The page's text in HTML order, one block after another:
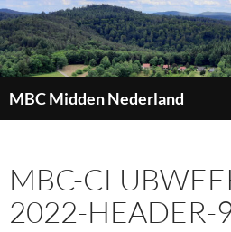
MBC Midden Nederland
INHOUD
MBC-
2022-HEADER-